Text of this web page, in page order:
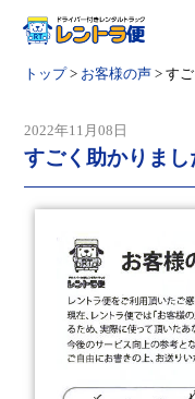
トップ> お客様の声> すご
2022年11月08日
すごく助かりまし